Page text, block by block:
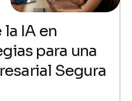
IA en
para una
Segura